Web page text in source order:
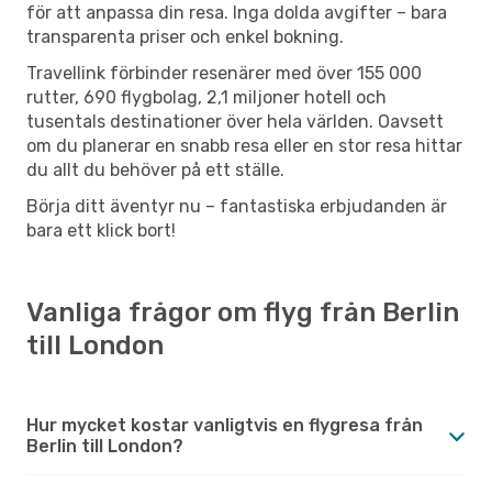
för att anpassa din resa. Inga dolda avgifter – bara
transparenta priser och enkel bokning.
Travellink förbinder resenärer med över 155 000
rutter, 690 flygbolag, 2,1 miljoner hotell och
tusentals destinationer över hela världen. Oavsett
om du planerar en snabb resa eller en stor resa hittar
du allt du behöver på ett ställe.
Börja ditt äventyr nu – fantastiska erbjudanden är
bara ett klick bort!
Vanliga frågor om flyg från Berlin
till London
Hur mycket kostar vanligtvis en flygresa från
Berlin till London?